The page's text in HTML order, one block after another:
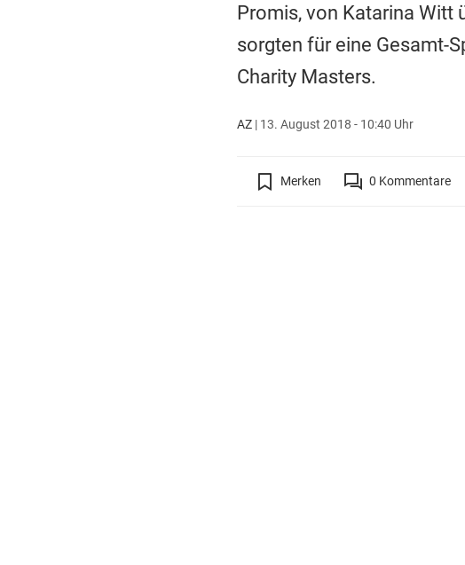
Promis, von Katarina Witt
sorgten für eine Gesamt-
Charity Masters.
AZ| 13. August 2018 - 10:40 Uhr
Merken 0 Kommentare